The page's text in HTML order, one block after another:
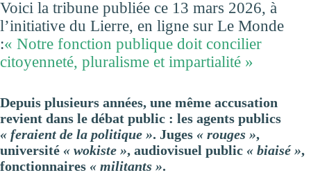
Voici la tribune publiée ce 13 mars 2026, à
l’initiative du Lierre, en ligne sur Le Monde
:« Notre fonction publique doit concilier
citoyenneté, pluralisme et impartialité »
Depuis plusieurs années, une même accusation
revient dans le débat public : les agents publics
« feraient de la politique ». Juges « rouges »,
université « wokiste », audiovisuel public « biaisé »,
fonctionnaires « militants ».